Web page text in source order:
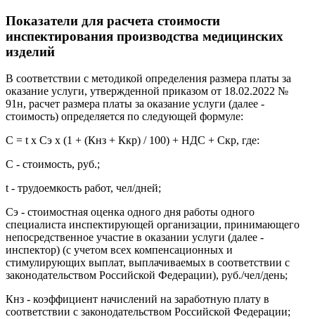
Показатели для расчета стоимости
инспектирования производства медицинских
изделий
В соответствии с методикой определения размера платы за
оказание услуги, утвержденной приказом от 18.02.2022 №
91н, расчет размера платы за оказание услуги (далее -
стоимость) определяется по следующей формуле:
С = t x Сэ x (1 + (Кнз + Ккр) / 100) + НДС + Скр, где:
С - стоимость, руб.;
t - трудоемкость работ, чел/дней;
Сэ - стоимостная оценка одного дня работы одного
специалиста инспектирующей организации, принимающего
непосредственное участие в оказании услуги (далее -
инспектор) (с учетом всех компенсационных и
стимулирующих выплат, выплачиваемых в соответствии с
законодательством Российской Федерации), руб./чел/день;
Кнз - коэффициент начислений на заработную плату в
соответствии с законодательством Российской Федерации;